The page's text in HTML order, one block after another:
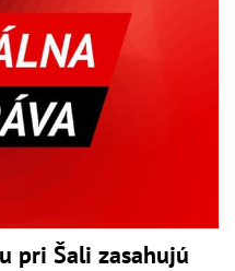
pri Šali zasahujú